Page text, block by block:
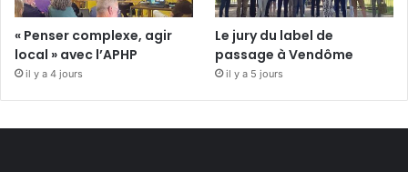
« Penser complexe, agir
local » avec l’APHP
il y a 4 jours
Le jury du label de
passage à Vendôme
il y a 5 jours